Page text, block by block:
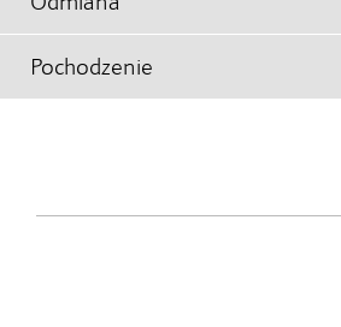
Pochodzenie